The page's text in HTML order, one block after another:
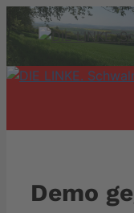
Zum
Inhalt
springen
Demo